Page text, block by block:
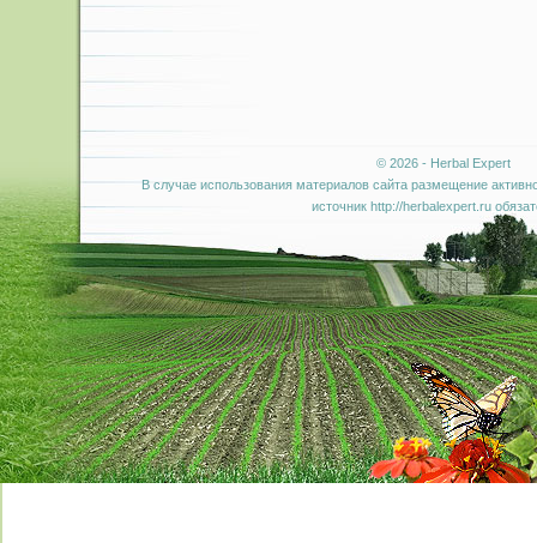
© 2026 - Herbal Expert
В случае использования материалов сайта размещение
источник http://herbalexpert.ru